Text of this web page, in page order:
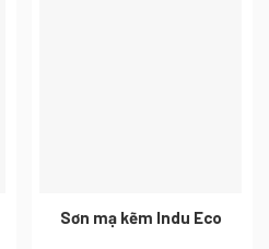
Sơn mạ kẽm Indu Eco